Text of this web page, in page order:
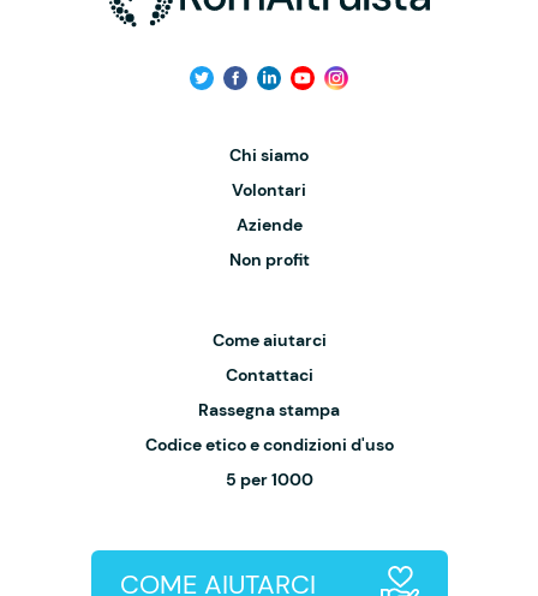
Chi siamo
Volontari
Aziende
Non profit
Come aiutarci
Contattaci
Rassegna stampa
Codice etico e condizioni d'uso
5 per 1000
COME AIUTARCI